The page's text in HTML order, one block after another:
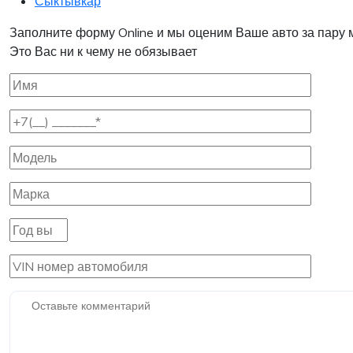
Заполните форму Online и мы оценим Ваше авто за пару
Это Вас ни к чему не обязывает